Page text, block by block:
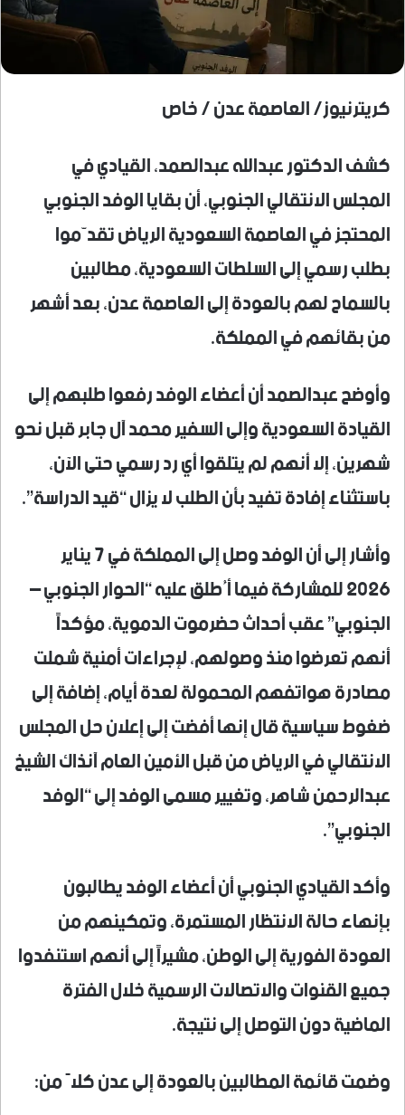
كريترنيوز/ العاصمة عدن / خاص
كشف الدكتور عبدالله عبدالصمد، القيادي في
المجلس الانتقالي الجنوبي، أن بقايا الوفد الجنوبي
المحتجز في العاصمة السعودية الرياض تقدّموا
بطلب رسمي إلى السلطات السعودية، مطالبين
بالسماح لهم بالعودة إلى العاصمة عدن، بعد أشهر
من بقائهم في المملكة.
وأوضح عبدالصمد أن أعضاء الوفد رفعوا طلبهم إلى
القيادة السعودية وإلى السفير محمد آل جابر قبل نحو
شهرين، إلا أنهم لم يتلقوا أي رد رسمي حتى الآن،
باستثناء إفادة تفيد بأن الطلب لا يزال “قيد الدراسة”.
وأشار إلى أن الوفد وصل إلى المملكة في 7 يناير
2026 للمشاركة فيما أُطلق عليه “الحوار الجنوبي –
الجنوبي” عقب أحداث حضرموت الدموية، مؤكداً
أنهم تعرضوا منذ وصولهم، لإجراءات أمنية شملت
مصادرة هواتفهم المحمولة لعدة أيام، إضافة إلى
ضغوط سياسية قال إنها أفضت إلى إعلان حل المجلس
الانتقالي في الرياض من قبل الأمين العام آنذاك الشيخ
عبدالرحمن شاهر، وتغيير مسمى الوفد إلى “الوفد
الجنوبي”.
وأكد القيادي الجنوبي أن أعضاء الوفد يطالبون
بإنهاء حالة الانتظار المستمرة، وتمكينهم من
العودة الفورية إلى الوطن، مشيراً إلى أنهم استنفدوا
جميع القنوات والاتصالات الرسمية خلال الفترة
الماضية دون التوصل إلى نتيجة.
وضمت قائمة المطالبين بالعودة إلى عدن كلاً من: